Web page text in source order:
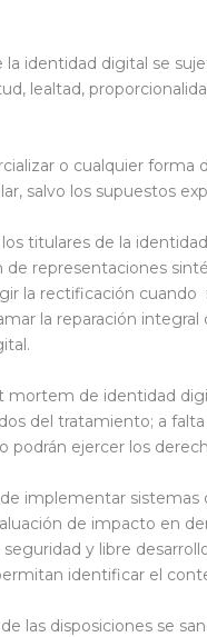
identidad digital se
lealtad,
o cualquier
salvo los supuestos
titulares de la
representaciones
la rectificación cuando
la reparación
mortem de identidad
del tratamiento; a
podrán ejercer los
implementar
de impacto en
y libre
identificar el
las disposiciones se